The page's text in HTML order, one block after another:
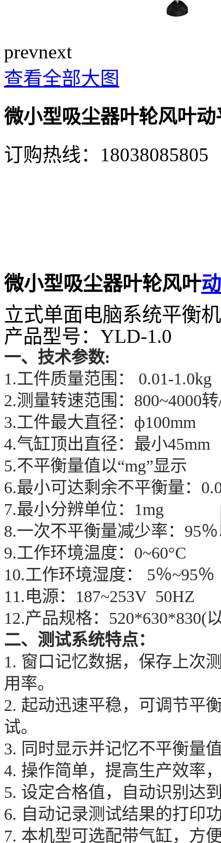
prevnext
查看全部大图
微小型吸尘器叶轮风叶
订购热线： 18038085805
微小型吸尘器叶轮风叶
立式单面电脑系统平衡机
产品型号： YLD-1.0
一、 技术参数:
1.工件质量范围： 0.01-1.0kg
2.测量转速范围：800~4000
3.工件最大直径：ф100mm
4.气缸顶出直径：最小45mm
5.不平衡量值以“mg”显示
6.最小可达剩余不平衡量：
7.最小分辨单位：1mg
8.一次不平衡量减少率：95
9.工作环境温度：0~60°C
10.工作环境湿度： 5％~95％
11.电源：187~253V 50HZ
12.产品规格：520*630*830(
二、测试系统特点：
1. 窗口记忆数据，保存上次
用率。
2. 起动迅速平稳，可调节平
试。
3. 同时显示并记忆不平衡量
4. 操作简单， 提高生产效率
5. 设定合格值，自动识别达
6. 自动记录测试结果的打印
7. 本机型可选配带气缸，方